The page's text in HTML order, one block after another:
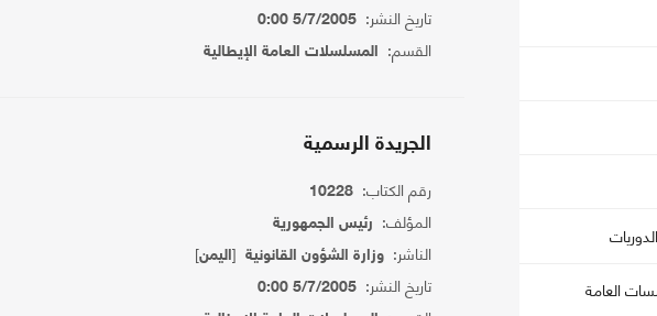
العامة
تاريخ النشر: 5/7/2005 0:00
القسم: المسلسلات العامة الإيطالية
الجريدة الرسمية
رقم الكتاب: 10228
المؤلف: رئيس الجمهورية
الناشر: وزارة الشؤون القانونية[اليمن]
تاريخ النشر: 5/7/2005 0:00